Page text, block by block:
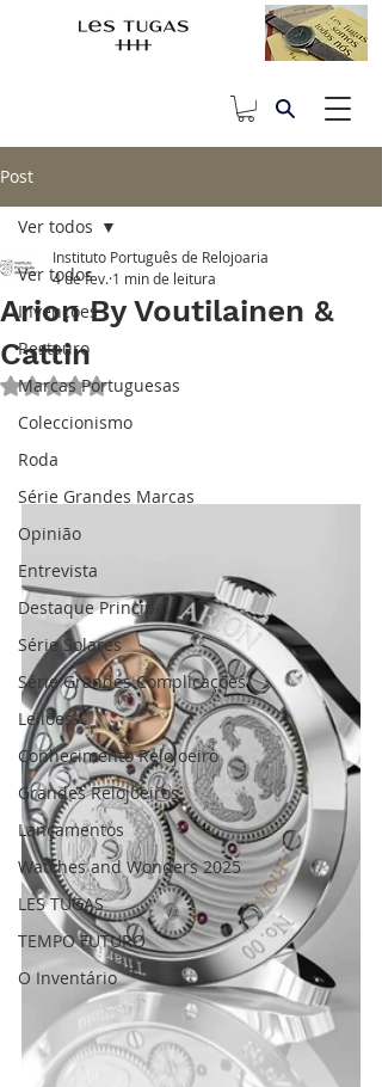
Post
Ver todos
Invenções
Restauro
Marcas Portuguesas
Coleccionismo
Roda
Série Grandes Marcas
Opinião
Entrevista
Destaque Principal
Série Solares
Série Grandes Complicações
Leilões
Conhecimento Relojoeiro
Grandes Relojoeiros
Lançamentos
Watches and Wonders 2025
LES TUGAS
TEMPO FUTURO
O Inventário
Ver todos
Arion By Voutilainen &
Cattin
Instituto Português de Relojoaria
4 de fev. 1 min de leitura
Avaliado com NaN de 5 estrelas.